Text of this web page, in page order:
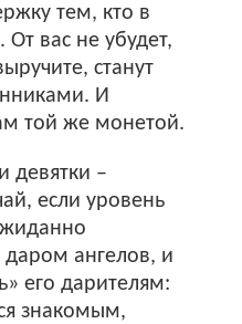
тем, кто в
От вас не убудет,
станут
И
той же монетой.
девятки –
если уровень
даром ангелов, и
его дарителям:
знакомым,